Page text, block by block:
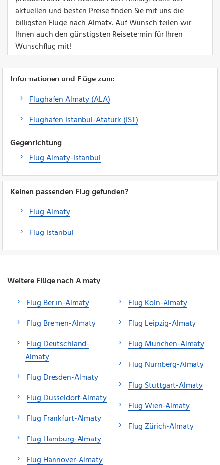
aktuellen und besten Preise finden Sie mit uns die
billigsten Flüge nach Almaty. Auf Wunsch teilen wir
Ihnen auch den günstigsten Reisetermin für Ihren
Wunschflug mit!
Informationen und Flüge zum:
Flughafen Almaty (ALA)
Flughafen Istanbul-Atatürk (IST)
Gegenrichtung
Flug Almaty-Istanbul
Keinen passenden Flug gefunden?
Flug Almaty
Flug Istanbul
Weitere Flüge nach Almaty
Flug Berlin-Almaty
Flug Bremen-Almaty
Flug Deutschland-
Almaty
Flug Dresden-Almaty
Flug Düsseldorf-Almaty
Flug Frankfurt-Almaty
Flug Hamburg-Almaty
Flug Hannover-Almaty
Flug Köln-Almaty
Flug Leipzig-Almaty
Flug München-Almaty
Flug Nürnberg-Almaty
Flug Stuttgart-Almaty
Flug Wien-Almaty
Flug Zürich-Almaty